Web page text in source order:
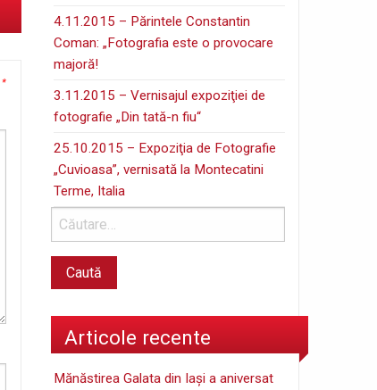
*
4.11.2015 – Părintele Constantin
Coman: „Fotografia este o provocare
majoră!
3.11.2015 – Vernisajul expoziţiei de
fotografie „Din tată-n fiu“
25.10.2015 – Expoziţia de Fotografie
„Cuvioasa”, vernisată la Montecatini
Terme, Italia
Articole recente
Mănăstirea Galata din Iaşi a aniversat